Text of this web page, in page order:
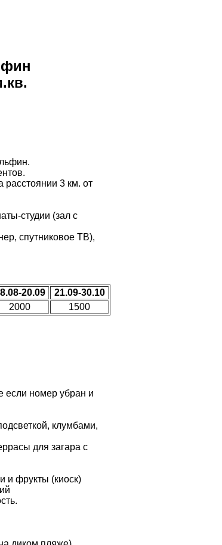
расстоянии 3 км. от
студии (зал с
спутниковое ТВ),
20.09
21.09-30.10
2000 1500
если номер убран и
клумбами,
для загара с
и фрукты (киоск)